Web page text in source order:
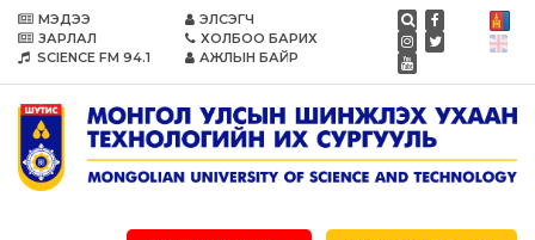
МЭДЭЭ
ЗАРЛАЛ
SCIENCE FM 94.1
ЭЛСЭГЧ
ХОЛБОО БАРИХ
АЖЛЫН БАЙР